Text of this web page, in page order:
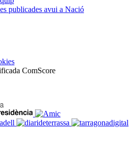
publicades avui a Nació
ComScore